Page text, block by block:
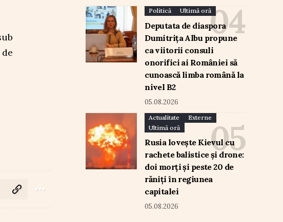
Politică Ultimă oră
Deputata de diaspora
Dumitrița Albu propune
ca viitorii consuli
onorifici ai României să
cunoască limba română la
nivel B2
05.08.2026
Actualitate
Externe
Ultimă oră
Rusia lovește Kievul cu
rachete balistice și drone:
doi morți și peste 20 de
răniți în regiunea
capitalei
05.08.2026